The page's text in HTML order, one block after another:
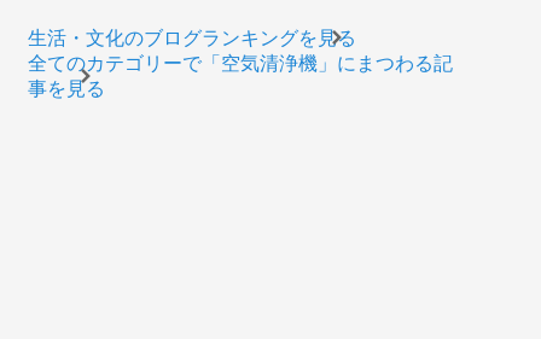
生活・文化のブログランキングを見る
全てのカテゴリーで「空気清浄機」にまつわる記
事を見る